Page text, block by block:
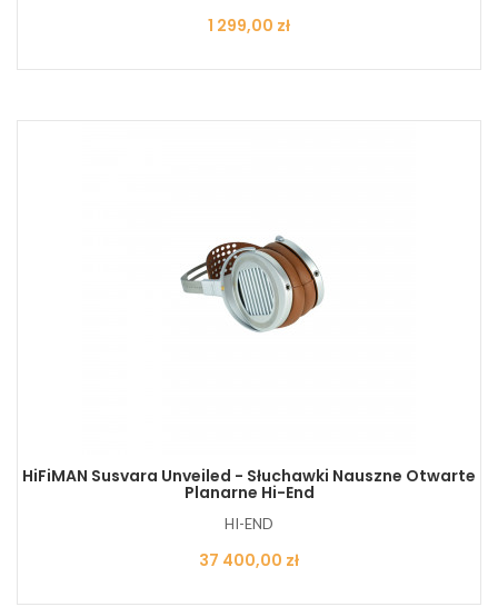
Cena
1 299,00 zł
HiFiMAN Susvara Unveiled - Słuchawki Nauszne Otwarte
Planarne Hi-End
HI-END
Cena
37 400,00 zł